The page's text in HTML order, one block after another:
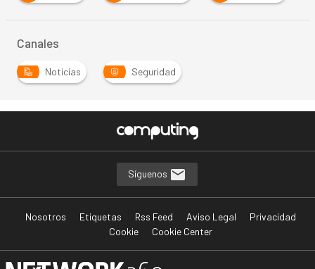
Canales
Noticias Seguridad
Síguenos
Nosotros Etiquetas Rss Feed Aviso Legal
Privacidad
Cookie
Cookie Center